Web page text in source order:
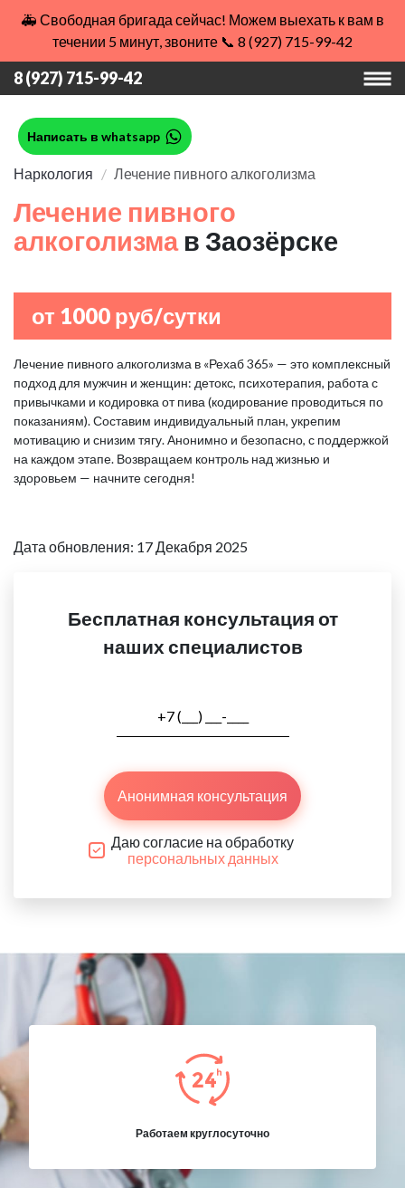
🚑 Свободная бригада сейчас! Можем выехать к вам в
течении 5 минут, звоните 📞 8 (927) 715-99-42
8 (927) 715-99-42
Написать в whatsapp
Наркология Лечение пивного алкоголизма
Лечение пивного
алкоголизма в Заозёрске
от 1000 руб/сутки
Лечение пивного алкоголизма в «Рехаб 365» — это комплексный
подход для мужчин и женщин: детокс, психотерапия, работа с
привычками и кодировка от пива (кодирование проводиться по
показаниям). Составим индивидуальный план, укрепим
мотивацию и снизим тягу. Анонимно и безопасно, с поддержкой
на каждом этапе. Возвращаем контроль над жизнью и
здоровьем — начните сегодня!
Дата обновления: 17 Декабря 2025
Бесплатная консультация от
наших специалистов
Анонимная консультация
Даю согласие на обработку
персональных данных
Работаем круглосуточно